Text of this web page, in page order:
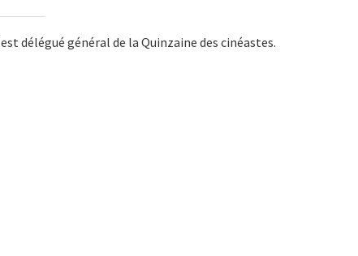
est délégué général de la Quinzaine des cinéastes.